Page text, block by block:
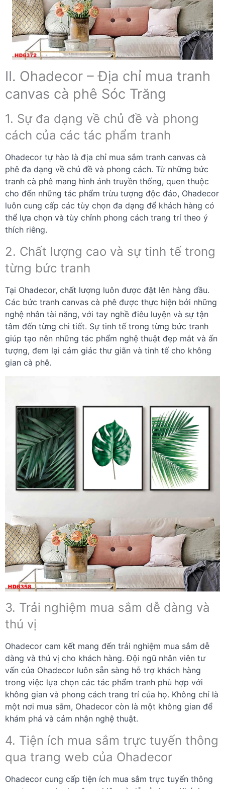
II. Ohadecor – Địa chỉ mua tranh
canvas cà phê Sóc Trăng
1. Sự đa dạng về chủ đề và phong
cách của các tác phẩm tranh
Ohadecor tự hào là địa chỉ mua sắm tranh canvas cà
phê đa dạng về chủ đề và phong cách. Từ những bức
tranh cà phê mang hình ảnh truyền thống, quen thuộc
cho đến những tác phẩm trừu tượng độc đáo, Ohadecor
luôn cung cấp các tùy chọn đa dạng để khách hàng có
thể lựa chọn và tùy chỉnh phong cách trang trí theo ý
thích riêng.
2. Chất lượng cao và sự tinh tế trong
từng bức tranh
Tại Ohadecor, chất lượng luôn được đặt lên hàng đầu.
Các bức tranh canvas cà phê được thực hiện bởi những
nghệ nhân tài năng, với tay nghề điêu luyện và sự tận
tâm đến từng chi tiết. Sự tinh tế trong từng bức tranh
giúp tạo nên những tác phẩm nghệ thuật đẹp mắt và ấn
tượng, đem lại cảm giác thư giãn và tinh tế cho không
gian cà phê.
3. Trải nghiệm mua sắm dễ dàng và
thú vị
Ohadecor cam kết mang đến trải nghiệm mua sắm dễ
dàng và thú vị cho khách hàng. Đội ngũ nhân viên tư
vấn của Ohadecor luôn sẵn sàng hỗ trợ khách hàng
trong việc lựa chọn các tác phẩm tranh phù hợp với
không gian và phong cách trang trí của họ. Không chỉ là
một nơi mua sắm, Ohadecor còn là một không gian để
khám phá và cảm nhận nghệ thuật.
4. Tiện ích mua sắm trực tuyến thông
qua trang web của Ohadecor
Ohadecor cung cấp tiện ích mua sắm trực tuyến thông